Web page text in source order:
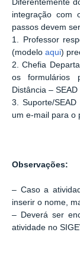
Diferentemente
integração com
passos devem
1. Professor
(modelo aqui)
2. Chefia
os formulários
Distância –
3. Suporte/
um e-mail para o
Observações:
– Caso a
inserir o nome,
– Deverá ser
atividade no